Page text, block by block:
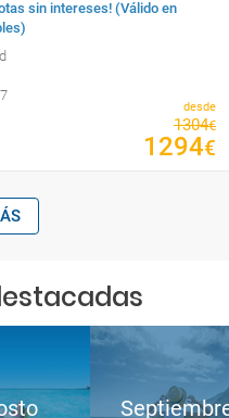
sin intereses! (Válido en
desde
1304€
1294€